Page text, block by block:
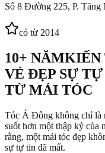
Số 8 Đường 225, P.
có từ 2014
10+ NĂMKIẾN
VẺ ĐẸP SỰ
TỪ MÁI TÓC
Tóc Á Đông không chỉ là
suốt hơn một thập kỷ của
rằng, một mái tóc đẹp
sự tự tin đã mất.